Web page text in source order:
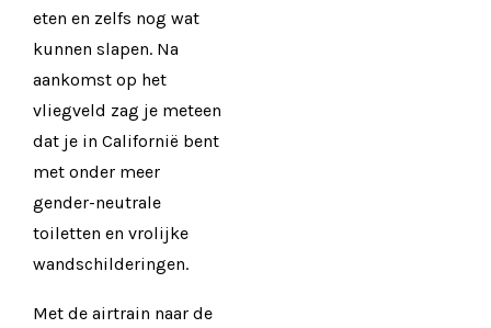
eten en zelfs nog wat
kunnen slapen. Na
aankomst op het
vliegveld zag je meteen
dat je in Californië bent
met onder meer
gender-neutrale
toiletten en vrolijke
wandschilderingen.
Met de airtrain naar de